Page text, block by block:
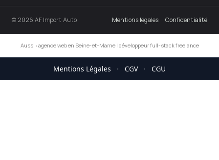
© 2026 AF Import Auto Mentions légales Confidentialité
Aussi : agence web en Seine-et-Marne| développeur full-stack freelance
Mentions Légales · CGV · CGU